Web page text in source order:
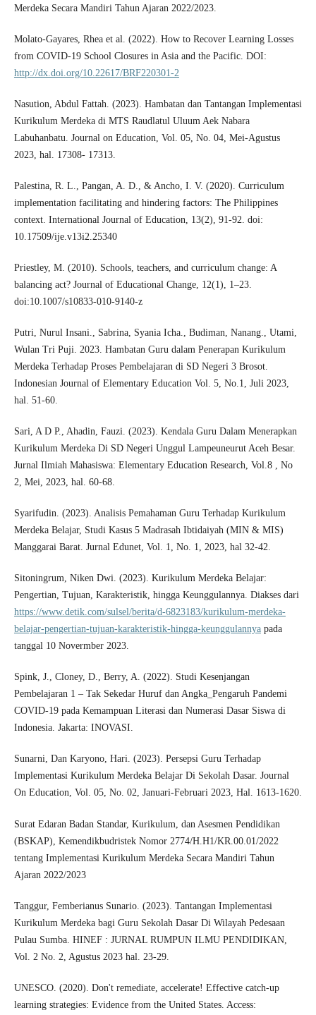
Merdeka Secara Mandiri Tahun Ajaran 2022/2023.
Molato-Gayares, Rhea et al. (2022). How to Recover Learning Losses
from COVID-19 School Closures in Asia and the Pacific. DOI:
http://dx.doi.org/10.22617/BRF220301-2
Nasution, Abdul Fattah. (2023). Hambatan dan Tantangan Implementasi
Kurikulum Merdeka di MTS Raudlatul Uluum Aek Nabara
Labuhanbatu. Journal on Education, Vol. 05, No. 04, Mei-Agustus
2023, hal. 17308- 17313.
Palestina, R. L., Pangan, A. D., & Ancho, I. V. (2020). Curriculum
implementation facilitating and hindering factors: The Philippines
context. International Journal of Education, 13(2), 91-92. doi:
10.17509/ije.v13i2.25340
Priestley, M. (2010). Schools, teachers, and curriculum change: A
balancing act? Journal of Educational Change, 12(1), 1–23.
doi:10.1007/s10833-010-9140-z
Putri, Nurul Insani., Sabrina, Syania Icha., Budiman, Nanang., Utami,
Wulan Tri Puji. 2023. Hambatan Guru dalam Penerapan Kurikulum
Merdeka Terhadap Proses Pembelajaran di SD Negeri 3 Brosot.
Indonesian Journal of Elementary Education Vol. 5, No.1, Juli 2023,
hal. 51-60.
Sari, A D P., Ahadin, Fauzi. (2023). Kendala Guru Dalam Menerapkan
Kurikulum Merdeka Di SD Negeri Unggul Lampeuneurut Aceh Besar.
Jurnal Ilmiah Mahasiswa: Elementary Education Research, Vol.8 , No
2, Mei, 2023, hal. 60-68.
Syarifudin. (2023). Analisis Pemahaman Guru Terhadap Kurikulum
Merdeka Belajar, Studi Kasus 5 Madrasah Ibtidaiyah (MIN & MIS)
Manggarai Barat. Jurnal Edunet, Vol. 1, No. 1, 2023, hal 32-42.
Sitoningrum, Niken Dwi. (2023). Kurikulum Merdeka Belajar:
Pengertian, Tujuan, Karakteristik, hingga Keunggulannya. Diakses dari
https://www.detik.com/sulsel/berita/d-6823183/kurikulum-merdeka-
belajar-pengertian-tujuan-karakteristik-hingga-keunggulannyapada
tanggal 10 Novermber 2023.
Spink, J., Cloney, D., Berry, A. (2022). Studi Kesenjangan
Pembelajaran 1 – Tak Sekedar Huruf dan Angka_Pengaruh Pandemi
COVID-19 pada Kemampuan Literasi dan Numerasi Dasar Siswa di
Indonesia. Jakarta: INOVASI.
Sunarni, Dan Karyono, Hari. (2023). Persepsi Guru Terhadap
Implementasi Kurikulum Merdeka Belajar Di Sekolah Dasar. Journal
On Education, Vol. 05, No. 02, Januari-Februari 2023, Hal. 1613-1620.
Surat Edaran Badan Standar, Kurikulum, dan Asesmen Pendidikan
(BSKAP), Kemendikbudristek Nomor 2774/H.H1/KR.00.01/2022
tentang Implementasi Kurikulum Merdeka Secara Mandiri Tahun
Ajaran 2022/2023
Tanggur, Femberianus Sunario. (2023). Tantangan Implementasi
Kurikulum Merdeka bagi Guru Sekolah Dasar Di Wilayah Pedesaan
Pulau Sumba. HINEF : JURNAL RUMPUN ILMU PENDIDIKAN,
Vol. 2 No. 2, Agustus 2023 hal. 23-29.
UNESCO. (2020). Don't remediate, accelerate! Effective catch-up
learning strategies: Evidence from the United States. Access: